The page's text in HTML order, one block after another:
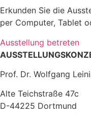
Erkunden Sie die
per Computer, Tablet
Ausstellung betreten
Prof. Dr. Wolfgang
Alte Teichstraße 47c
D-44225 Dortmund